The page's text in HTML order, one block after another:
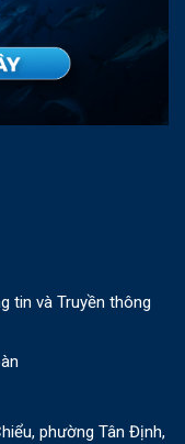
tin và Truyền thông
phường Tân Định,